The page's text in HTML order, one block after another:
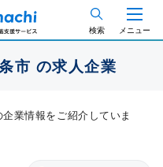
検索 メニュー
市 の求人企業
業情報をご紹介していま